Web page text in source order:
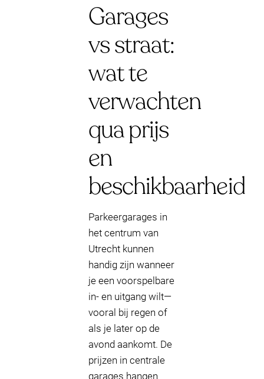
Garages
vs straat:
wat te
verwachten
qua prijs
en
beschikbaarheid
Parkeergarages in
het centrum van
Utrecht kunnen
handig zijn wanneer
je een voorspelbare
in- en uitgang wilt—
vooral bij regen of
als je later op de
avond aankomt. De
prijzen in centrale
garages hangen